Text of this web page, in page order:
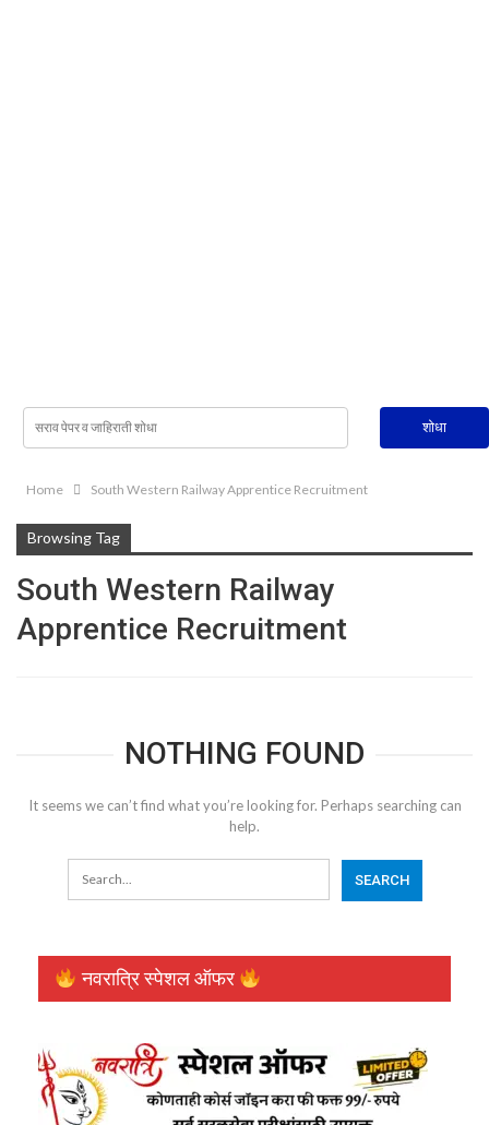
Home South Western Railway Apprentice Recruitment
Browsing Tag
South Western Railway
Apprentice Recruitment
NOTHING FOUND
It seems we can’t find what you’re looking for. Perhaps searching can
help.
नवरात्रि स्पेशल ऑफर